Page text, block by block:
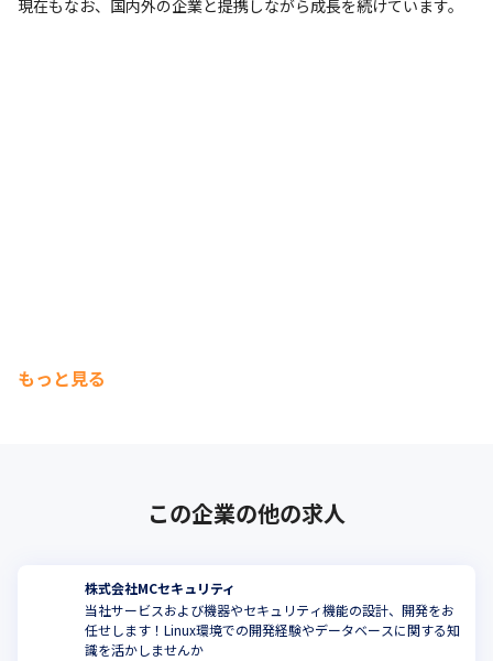
現在もなお、国内外の企業と提携しながら成長を続けています。
もっと見る
この企業の他の求人
株式会社MCセキュリティ
当社サービスおよび機器やセキュリティ機能の設計、開発をお
任せします！Linux環境での開発経験やデータベースに関する知
識を活かしませんか